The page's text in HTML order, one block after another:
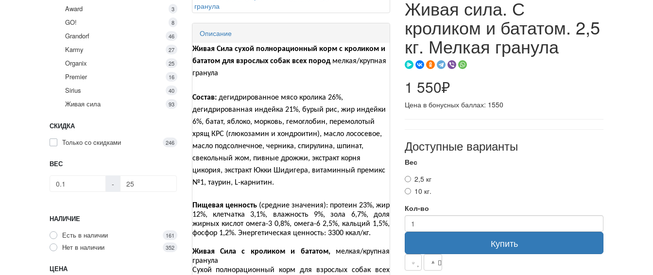
Award 3
GO! 8
Grandorf 46
Karmy 27
Organix 25
Premier 16
Sirius 40
Живая сила 93
СКИДКА
Только со cкидками
246
ВЕС
-
НАЛИЧИЕ
Есть в наличии
161
Нет в наличии 352
ЦЕНА
Описание
Живая Сила сухой полнорационный корм с кроликом и
бататом для взрослых собак всех пород мелкая/крупная
гранула
Состав:дегидрированное мясо кролика 26%,
дегидрированная индейка 21%, бурый рис, жир индейки
6%, батат, яблоко, морковь, гемоглобин, перемолотый
хрящ КРС (глюкозамин и хондроитин), масло лососевое,
масло подсолнечное, черника, спирулина, шпинат,
свекольный жом, пивные дрожжи, экстракт корня
цикория, экстракт Юкки Шидигера, витаминный премикс
№1, таурин, L-карнитин.
Пищевая ценность (средние значения): протеин 23%, жир
12%, клетчатка 3,1%, влажность 9%, зола 6,7%, доля
жирных кислот омега-3 0,8%, омега-6 2,5%, кальций 1,5%,
фосфор 1,2%. Энергетическая ценность: 3300 ккал/кг.
Живая Сила с кроликом и бататом, мелкая/крупная
гранула
Сухой полнорационный корм для взрослых собак всех
Живая сила. С
кроликом и бататом. 2,5
кг. Мелкая гранула
1 550₽
Цена в бонусных баллах: 1550
Доступные варианты
Вес
2,5 кг
10 кг.
Кол-во
Купить